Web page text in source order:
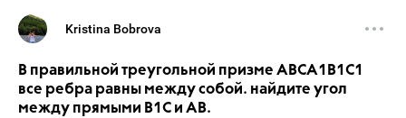
Kristina Bobrova
В правильной треугольной призме АВСA1В1С1
все ребра равны между собой. найдите угол
между прямыми В1С и АВ.